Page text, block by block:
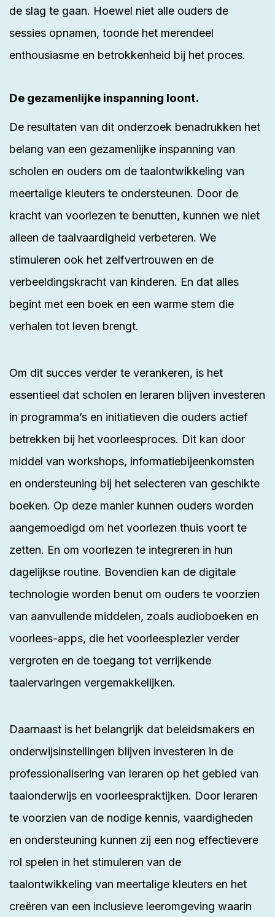
de slag te gaan. Hoewel niet alle ouders de
sessies opnamen, toonde het merendeel
enthousiasme en betrokkenheid bij het proces.
De gezamenlijke inspanning loont.
De resultaten van dit onderzoek benadrukken het
belang van een gezamenlijke inspanning van
scholen en ouders om de taalontwikkeling van
meertalige kleuters te ondersteunen. Door de
kracht van voorlezen te benutten, kunnen we niet
alleen de taalvaardigheid verbeteren. We
stimuleren ook het zelfvertrouwen en de
verbeeldingskracht van kinderen. En dat alles
begint met een boek en een warme stem die
verhalen tot leven brengt.
Om dit succes verder te verankeren, is het
essentieel dat scholen en leraren blijven investeren
in programma’s en initiatieven die ouders actief
betrekken bij het voorleesproces. Dit kan door
middel van workshops, informatiebijeenkomsten
en ondersteuning bij het selecteren van geschikte
boeken. Op deze manier kunnen ouders worden
aangemoedigd om het voorlezen thuis voort te
zetten. En om voorlezen te integreren in hun
dagelijkse routine. Bovendien kan de digitale
technologie worden benut om ouders te voorzien
van aanvullende middelen, zoals audioboeken en
voorlees-apps, die het voorleesplezier verder
vergroten en de toegang tot verrijkende
taalervaringen vergemakkelijken.
Daarnaast is het belangrijk dat beleidsmakers en
onderwijsinstellingen blijven investeren in de
professionalisering van leraren op het gebied van
taalonderwijs en voorleespraktijken. Door leraren
te voorzien van de nodige kennis, vaardigheden
en ondersteuning kunnen zij een nog effectievere
rol spelen in het stimuleren van de
taalontwikkeling van meertalige kleuters en het
creëren van een inclusieve leeromgeving waarin